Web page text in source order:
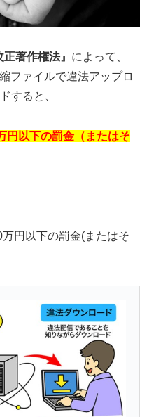
著作権法』 によって、
ファイルで違法アップロ
すると、
円以下の罰金（またはそ
円以下の罰金(またはそ